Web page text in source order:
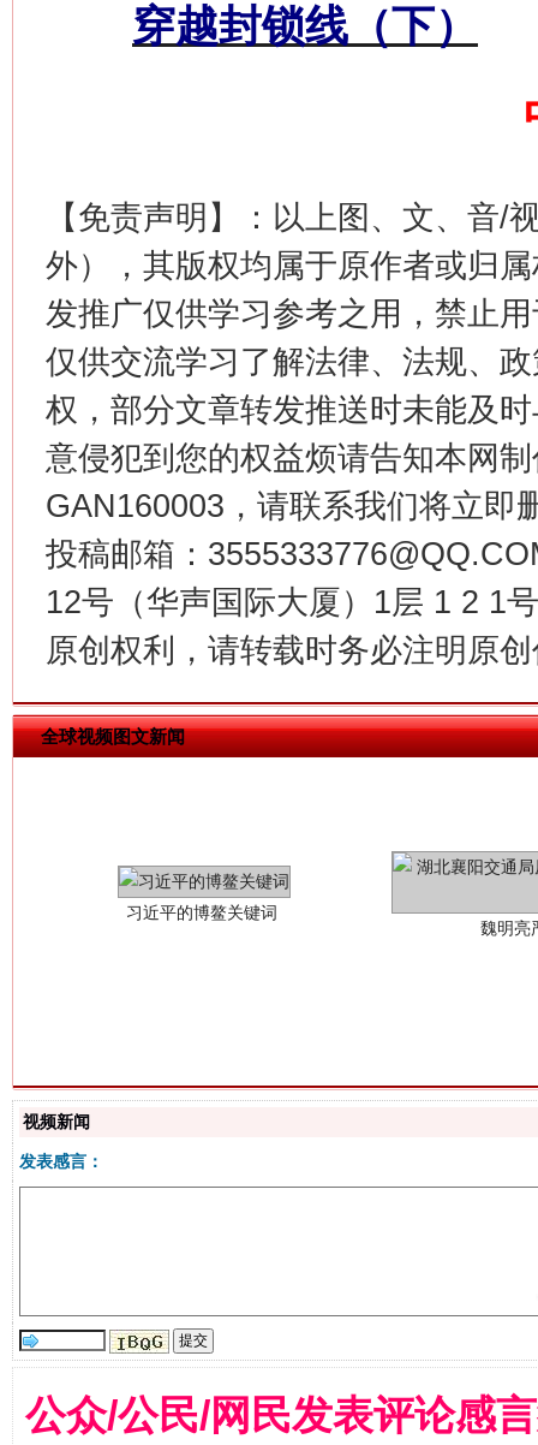
穿越封锁线（下）
【免责声明】：以上图、文、音/
外），其版权均属于原作者或归
发推广仅供学习参考之用，禁止
仅供交流学习了解法律、法规、
权，部分文章转发推送时未能及
意侵犯到您的权益烦请告知本网
GAN160003，请联系我们将立即
投稿邮箱：
12号（华声国际大厦）1层 1 2 1
原创权利，请转载时务必注明原
全球视频图文新闻
在谋一域中谋全局
今
生
揭批美国五大"原罪" "炒
视频新闻
发表感言：
公众/公民/网民发表评论感